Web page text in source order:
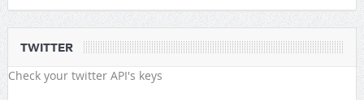
TWITTER
Check your twitter API's keys